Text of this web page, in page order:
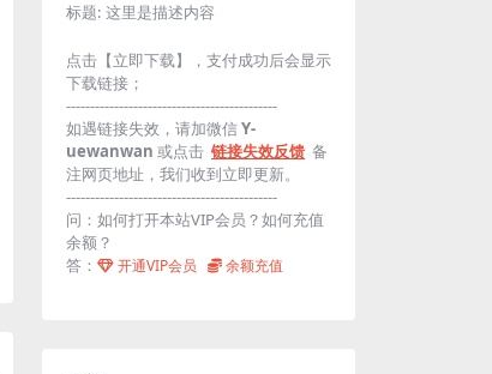
标题: 这里是描述内容
点击【立即下载】，支付成功后会显示
下载链接；
--------------------------------------------
如遇链接失效，请加微信Y-
uewanwan 或点击 链接失效反馈 备
注网页地址，我们收到立即更新。
--------------------------------------------
问：如何打开本站VIP会员？如何充值
余额？
答：
开通VIP会员 余额充值